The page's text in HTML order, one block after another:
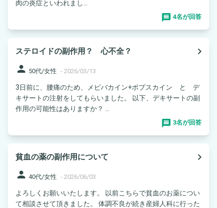
肉の炎症といわれまし...
4名が回答
ステロイドの副作用？ 心不全？
navigate_next
person 50代/女性 - 2026/03/13
3日前に、腰痛のため、メピバカイン+ポプスカイン と デ
キサートの注射をしてもらいました。 以下、デキサートの副
作用の可能性はありますか？ ...
3名が回答
貧血の薬の副作用について
navigate_next
person 40代/女性 - 2026/06/03
よろしくお願いいたします。 以前こちらで貧血のお薬につい
て相談させて頂きました。 体調不良が続き産婦人科に行った